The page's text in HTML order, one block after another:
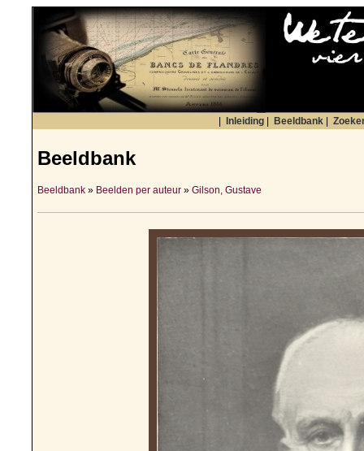
Inleiding Beeldbank
Beeldbank
Beeldbank » Beelden per auteur » Gilson, Gustave